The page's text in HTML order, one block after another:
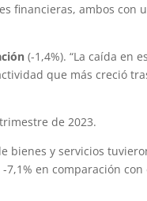
financieras, ambos con
(-1,4%). “La caída en
que más creció
de 2023.
bienes y servicios
7,1% en comparación con